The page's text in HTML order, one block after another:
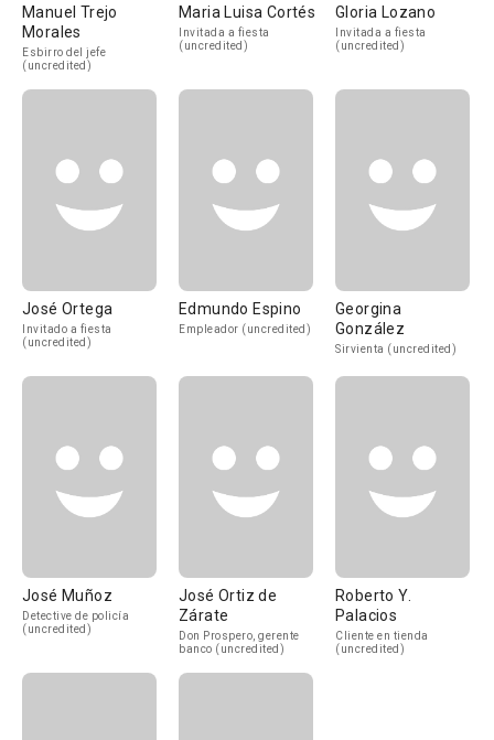
Manuel Trejo
Morales
Esbirro del jefe
(uncredited)
Maria Luisa Cortés
Invitada a fiesta
(uncredited)
Gloria Lozano
Invitada a fiesta
(uncredited)
José Ortega
Invitado a fiesta
(uncredited)
Edmundo Espino
Empleador (uncredited)
Georgina
González
Sirvienta (uncredited)
José Muñoz
Detective de policía
(uncredited)
José Ortiz de
Zárate
Don Prospero, gerente
banco (uncredited)
Roberto Y.
Palacios
Cliente en tienda
(uncredited)